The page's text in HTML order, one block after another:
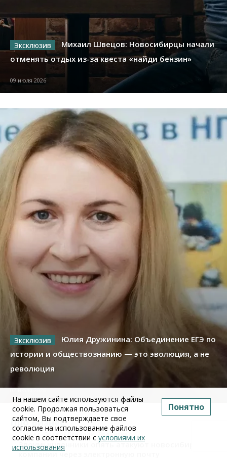
Михаил Швецов: Новосибирцы начали
отменять отдых из-за квеста «найди бензин»
09 июля 2026
Юлия Дружинина: Объединение ЕГЭ по
истории и обществознанию — это эволюция, а не
революция
02 июля 2026
Про Бизнес
Бизнес ПроБизнес
Злоумышленники опять атакуют новосибирские
компании через электронную почту
На нашем сайте используются файлы
cookie. Продолжая пользоваться
сайтом, Вы подтверждаете свое
согласие на использование файлов
cookie в соответствии с условиями их
использования
Понятно